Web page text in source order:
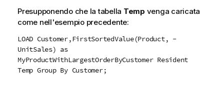
Presupponendo che la tabella Temp venga caricata
come nell'esempio precedente:
LOAD Customer,FirstSortedValue(Product, -
UnitSales) as
MyProductWithLargestOrderByCustomer Resident
Temp Group By Customer;